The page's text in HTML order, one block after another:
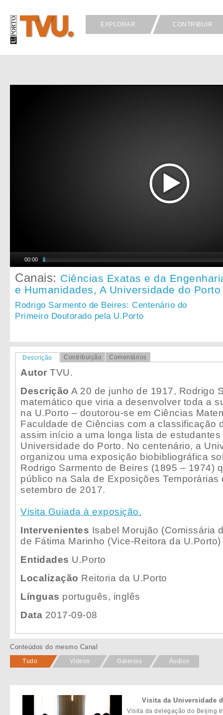
EXPLORAR CONTRIBUIR
00:00
Canais: Ciências Exatas e da
e Humanidades, A Universidade do Porto
Rodrigo Sarmento de Beires: Centenário do
Primeiro Doutorado pela U.Porto
Descrição Contribuição Comentários
Autor TVU.
Descrição A 20 de junho de 1917, Rodrigo
matemático que viria a desenvolver toda a
na U.Porto – doutorou-se em Ciências
Faculdade de Ciências com a classificação
assim início a uma longa lista de
Universidade do Porto. No centenário, a
organizou uma exposição biobibliográfica
Rodrigo Sarmento de Beires (1895 – 1974)
público na Sala de Exposições Temporárias
setembro de 2017.
Visita Guiada à exposição.
Intervenientes Isabel Morujão (Comissária
de Fátima Marinho (Vice-Reitora da U.Porto)
Entidades U.Porto
Localização Reitoria da U.Porto
Línguas português, inglês
Data 2017-09-08
Conteúdos do mesmo Canal
Tudo Vídeos Galerias Áudios
Visita da Universidade
Visita da delegação do Beijing